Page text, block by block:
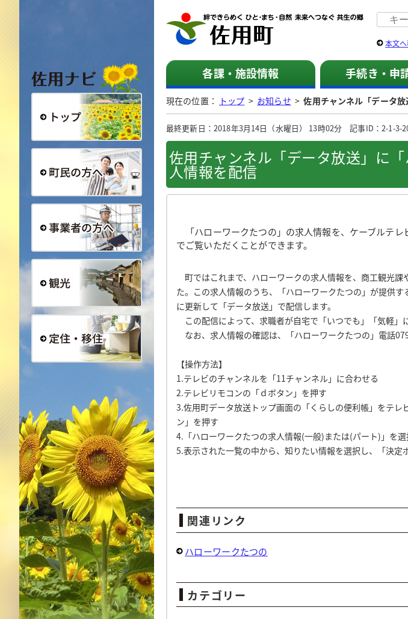
総合トップ
事業者の方へ
定住・移住
佐用町 公
本文
各課・施設情報 手続き・申
現在の位置： トップ > お知らせ >佐用チャンネル「データ
最終更新日：2018年3月14日（水曜日） 13時02分 記事ID：2-1-3-
佐用チャンネル「データ放送」に
人情報を配信
「ハローワークたつの」の求人情報を、ケーブルテレ
でご覧いただくことができます。
町ではこれまで、ハローワークの求人情報を、商工観光課
た。この求人情報のうち、「ハローワークたつの」が提供
に更新して「データ放送」で配信します。
この配信によって、求職者が自宅で「いつでも」「気軽」
なお、求人情報の確認は、「ハローワークたつの」電話
【操作方法】
1.テレビのチャンネルを「11チャンネル」に合わせる
2.テレビリモコンの「ｄボタン」を押す
3.佐用町データ放送トップ画面の「くらしの便利帳」をテレ
ン」を押す
4.「ハローワークたつの求人情報(一般)または(パート)」を
5.表示された一覧の中から、知りたい情報を選択し、「決定
関連リンク
ハローワークたつの
カテゴリー